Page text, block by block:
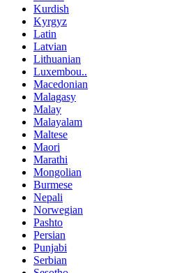
Kurdish
Kyrgyz
Latin
Latvian
Lithuanian
Luxembou..
Macedonian
Malagasy
Malay
Malayalam
Maltese
Maori
Marathi
Mongolian
Burmese
Nepali
Norwegian
Pashto
Persian
Punjabi
Serbian